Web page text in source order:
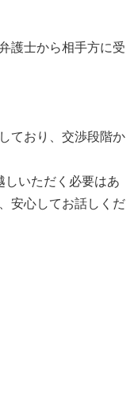
護士から相手方に受
ており、交渉段階か
しいただく必要はあ
安心してお話しくだ